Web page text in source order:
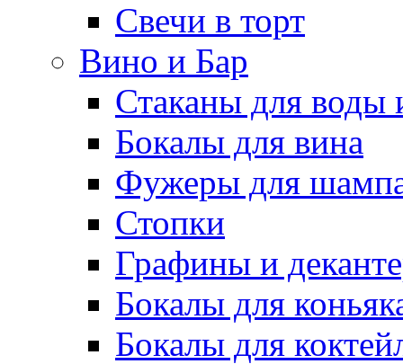
Свечи в торт
Вино и Бар
Стаканы для воды
Бокалы для вина
Фужеры для
Стопки
Графины и
Бокалы для
Бокалы для